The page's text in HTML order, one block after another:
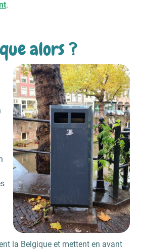
.
alors ?
la Belgique et mettent en avant